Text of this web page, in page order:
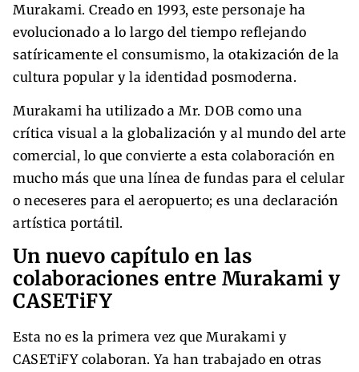
Murakami. Creado en 1993, este personaje ha
evolucionado a lo largo del tiempo reflejando
satíricamente el consumismo, la otakización de la
cultura popular y la identidad posmoderna.
Murakami ha utilizado a Mr. DOB como una
crítica visual a la globalización y al mundo del arte
comercial, lo que convierte a esta colaboración en
mucho más que una línea de fundas para el celular
o neceseres para el aeropuerto; es una declaración
artística portátil.
Un nuevo capítulo en las
colaboraciones entre Murakami y
CASETiFY
Esta no es la primera vez que Murakami y
CASETiFY colaboran. Ya han trabajado en otras